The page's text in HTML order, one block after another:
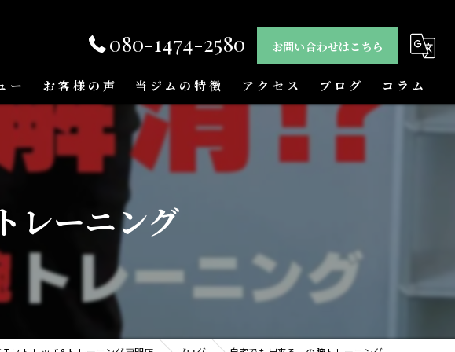
080-1474-2580 お問い合わせはこちら
ー お客様の声 当ジムの特徴
ストレッチ
姿勢
腰痛
ダイエット
アクセス ブログ コラム
レーニング